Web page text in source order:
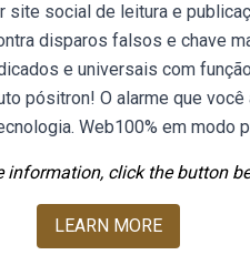
social de leitura e
disparos falsos e chave
e universais com
pósitron! O alarme que
Web100% em modo
information, click the button
LEARN MORE